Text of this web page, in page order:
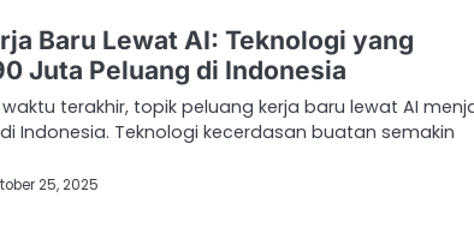
Baru Lewat AI: Teknologi yang
Juta Peluang di Indonesia
terakhir, topik peluang kerja baru lewat AI
Indonesia. Teknologi kecerdasan buatan semakin
25, 2025